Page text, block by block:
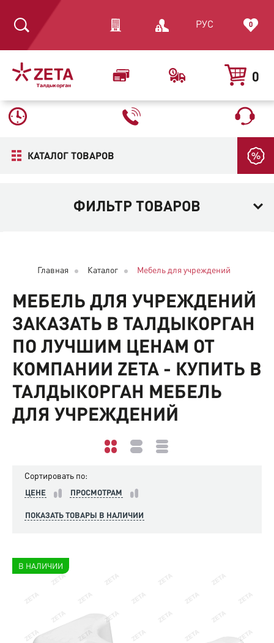
0
РУС 0
КАТАЛОГ ТОВАРОВ
ФИЛЬТР ТОВАРОВ
Главная Каталог Мебель для учреждений
МЕБЕЛЬ ДЛЯ УЧРЕЖДЕНИЙ
ЗАКАЗАТЬ В ТАЛДЫКОРГАН
ПО ЛУЧШИМ ЦЕНАМ ОТ
КОМПАНИИ ZETA - КУПИТЬ В
ТАЛДЫКОРГАН МЕБЕЛЬ
ДЛЯ УЧРЕЖДЕНИЙ
Сортировать по:
ЦЕНЕ ПРОСМОТРАМ
ПОКАЗАТЬ ТОВАРЫ В НАЛИЧИИ
В НАЛИЧИИ